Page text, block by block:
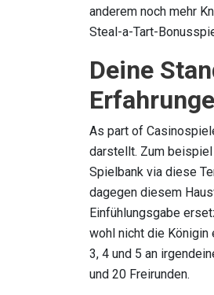
anderem noch mehr
Steal-a-Tart-
Deine
As part of
darstellt. Zum
Spielbank via diese
dagegen diesem
Einfühlungsgabe
wohl nicht die Königin
3, 4 und 5 an
und 20 Freirunden.